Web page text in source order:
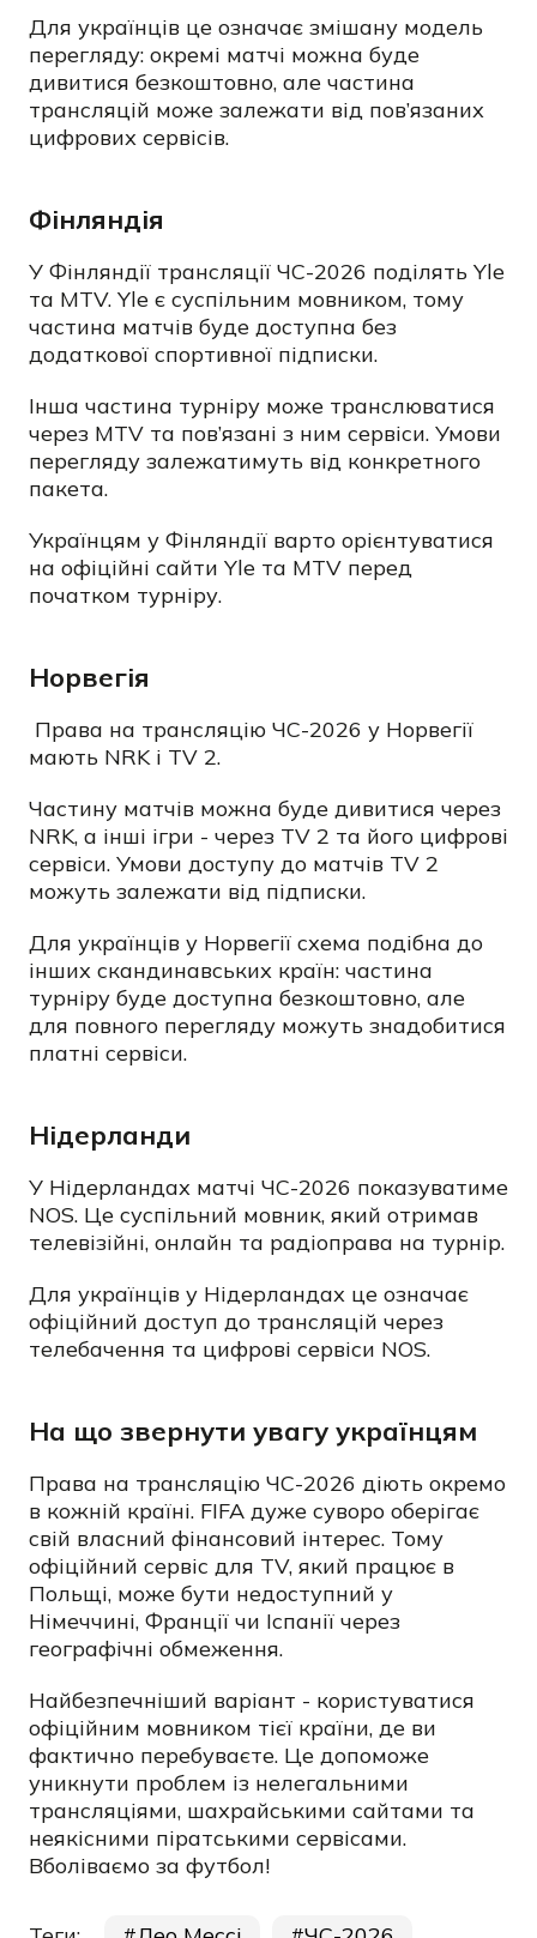
Для українців це означає змішану модель
перегляду: окремі матчі можна буде
дивитися безкоштовно, але частина
трансляцій може залежати від пов’язаних
цифрових сервісів.
Фінляндія
У Фінляндії трансляції ЧС-2026 поділять Yle
та MTV. Yle є суспільним мовником, тому
частина матчів буде доступна без
додаткової спортивної підписки.
Інша частина турніру може транслюватися
через MTV та пов’язані з ним сервіси. Умови
перегляду залежатимуть від конкретного
пакета.
Українцям у Фінляндії варто орієнтуватися
на офіційні сайти Yle та MTV перед
початком турніру.
Норвегія
Права на трансляцію ЧС-2026 у Норвегії
мають NRK і TV 2.
Частину матчів можна буде дивитися через
NRK, а інші ігри - через TV 2 та його цифрові
сервіси. Умови доступу до матчів TV 2
можуть залежати від підписки.
Для українців у Норвегії схема подібна до
інших скандинавських країн: частина
турніру буде доступна безкоштовно, але
для повного перегляду можуть знадобитися
платні сервіси.
Нідерланди
У Нідерландах матчі ЧС-2026 показуватиме
NOS. Це суспільний мовник, який отримав
телевізійні, онлайн та радіоправа на турнір.
Для українців у Нідерландах це означає
офіційний доступ до трансляцій через
телебачення та цифрові сервіси NOS.
На що звернути увагу українцям
Права на трансляцію ЧС-2026 діють окремо
в кожній країні. FIFA дуже суворо оберігає
свій власний фінансовий інтерес. Тому
офіційний сервіс для TV, який працює в
Польщі, може бути недоступний у
Німеччині, Франції чи Іспанії через
географічні обмеження.
Найбезпечніший варіант - користуватися
офіційним мовником тієї країни, де ви
фактично перебуваєте. Це допоможе
уникнути проблем із нелегальними
трансляціями, шахрайськими сайтами та
неякісними піратськими сервісами.
Вболіваємо за футбол!